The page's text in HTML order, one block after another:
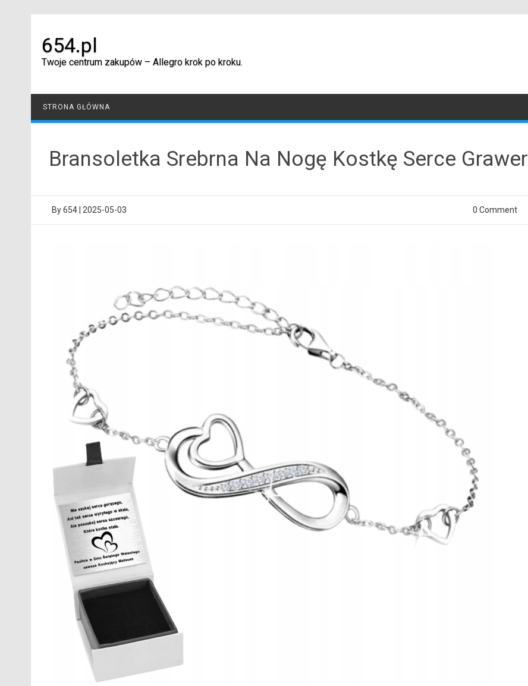
654.pl
Twoje centrum zakupów – Allegro krok po kroku.
STRONA GŁÓWNA
Bransoletka Srebrna Na Nogę Kostkę Serce Grawer
By654 2025-05-03 0 Comment